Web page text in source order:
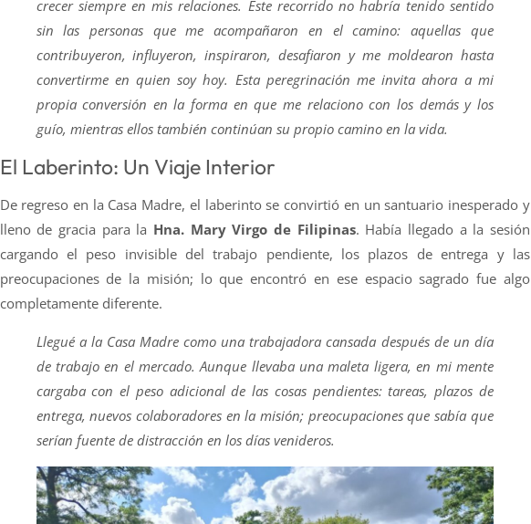
crecer siempre en mis relaciones. Este recorrido no habría tenido sentido
sin las personas que me acompañaron en el camino: aquellas que
contribuyeron, influyeron, inspiraron, desafiaron y me moldearon hasta
convertirme en quien soy hoy. Esta peregrinación me invita ahora a mi
propia conversión en la forma en que me relaciono con los demás y los
guío, mientras ellos también continúan su propio camino en la vida.
El Laberinto: Un Viaje Interior
De regreso en la Casa Madre, el laberinto se convirtió en un santuario inesperado y
lleno de gracia para la Hna. Mary Virgo de Filipinas. Había llegado a la sesión
cargando el peso invisible del trabajo pendiente, los plazos de entrega y las
preocupaciones de la misión; lo que encontró en ese espacio sagrado fue algo
completamente diferente.
Llegué a la Casa Madre como una trabajadora cansada después de un día
de trabajo en el mercado. Aunque llevaba una maleta ligera, en mi mente
cargaba con el peso adicional de las cosas pendientes: tareas, plazos de
entrega, nuevos colaboradores en la misión; preocupaciones que sabía que
serían fuente de distracción en los días venideros.